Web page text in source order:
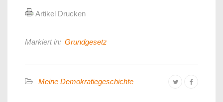
Artikel Drucken
Markiert in: Grundgesetz
Meine Demokratiegeschichte